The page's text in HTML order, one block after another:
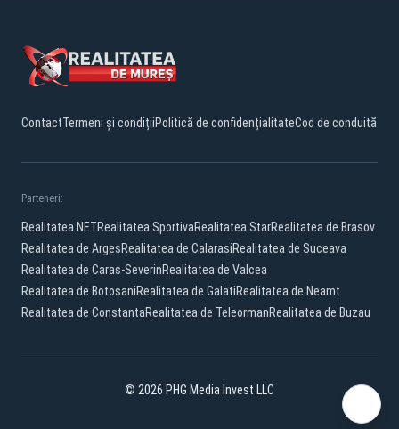
ContactTermeni și condițiiPolitică de confidențialitateCod de conduită
Parteneri:
Realitatea.NETRealitatea SportivaRealitatea StarRealitatea de Brasov
Realitatea de ArgesRealitatea de CalarasiRealitatea de Suceava
Realitatea de Caras-SeverinRealitatea de Valcea
Realitatea de BotosaniRealitatea de GalatiRealitatea de Neamt
Realitatea de ConstantaRealitatea de TeleormanRealitatea de Buzau
© 2026 PHG Media Invest LLC